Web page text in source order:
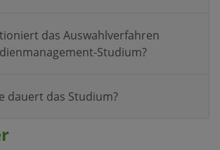
das Auswahlverfahren
Studium?
dauert das Studium?